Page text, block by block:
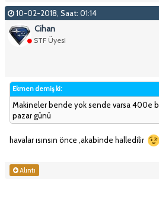
10-02-2018, Saat: 01:14
Cihan
STF Üyesi
Ekmen demiş ki:
Makineler bende yok sende varsa 400e
pazar günü
havalar ısınsın önce ,akabinde halledilir
Alıntı